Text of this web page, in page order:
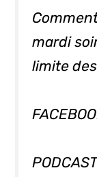
mardi
limite